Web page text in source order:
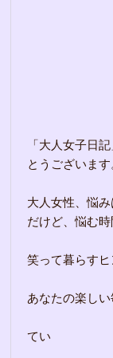
「大人女子日
とうございます
大人女性、悩み
だけど、悩む時
笑って暮らすヒ
あなたの楽しい
てい